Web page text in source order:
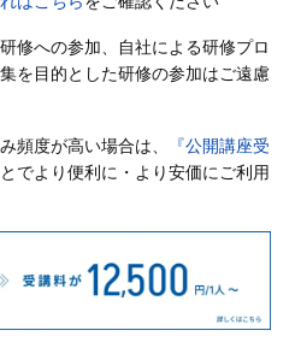
修への参加、自社による研修プロ
を目的とした研修の参加はご遠慮
頻度が高い場合は、
『公開講座受
でより便利に・より安価にご利用